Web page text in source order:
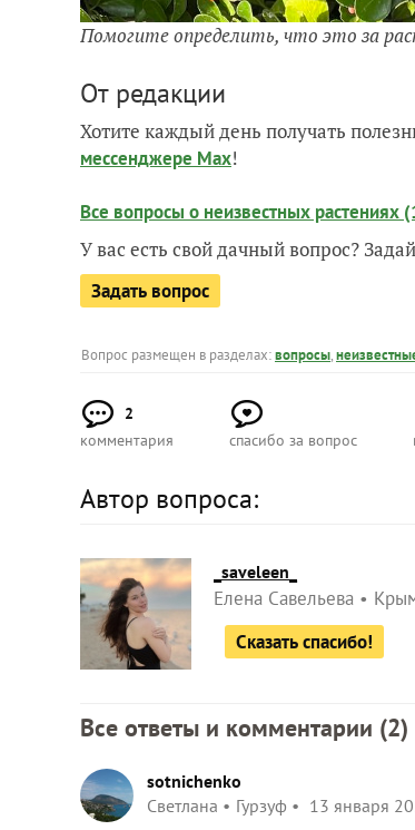
Помогите определить, что это за
От редакции
Хотите каждый день получать
мессенджере Max!
Все вопросы о неизвестных растениях
У вас есть свой дачный вопрос?
Задать вопрос
Вопрос размещен в разделах:вопросы,
2
комментария
спасибо за вопрос
Автор вопроса:
_saveleen_
Елена Савельева
Сказать спасибо!
Все ответы и комментарии (2)
sotnichenko
Светлана
Гурзуф 13 января